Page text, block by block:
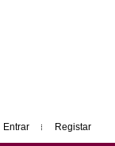
Entrar Registar